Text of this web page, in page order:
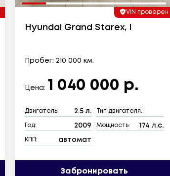
VIN проверен
Hyundai Grand Starex, I
Пробег: 210 000 км.
Цена: 1 040 000 р.
Двигатель: 2.5 л. Тип двигателя:
Год: 2009 Мощность: 174 л.с.
КПП: автомат
Забронировать